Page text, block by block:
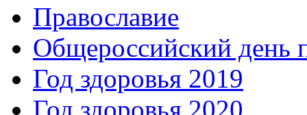
Православие
Общероссийский день
Год здоровья 2019
Год здоровья 2020